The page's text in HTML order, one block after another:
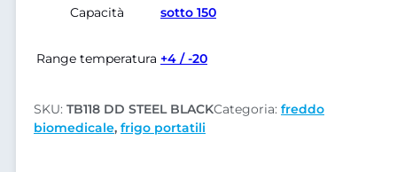
Capacità sotto 150
Range temperatura +4 / -20
SKU: TB118 DD STEEL BLACKCategoria: freddo
biomedicale, frigo portatili